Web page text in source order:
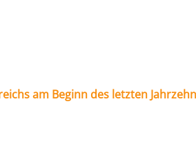
am Beginn des letzten